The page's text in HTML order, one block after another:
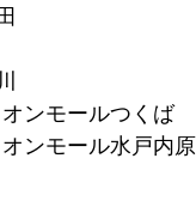
ンモールつくば
ンモール水戸内原